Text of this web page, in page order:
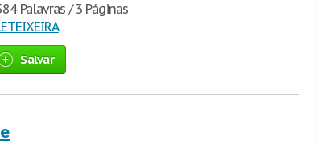
Palavras / 3 Páginas
Salvar